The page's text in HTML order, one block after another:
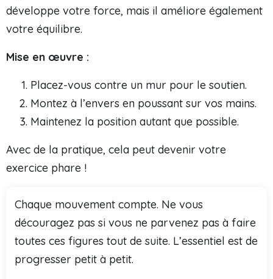
développe votre force, mais il améliore également
votre équilibre.
Mise en œuvre :
Placez-vous contre un mur pour le soutien.
Montez à l’envers en poussant sur vos mains.
Maintenez la position autant que possible.
Avec de la pratique, cela peut devenir votre
exercice phare !
Chaque mouvement compte. Ne vous
découragez pas si vous ne parvenez pas à faire
toutes ces figures tout de suite. L’essentiel est de
progresser petit à petit.